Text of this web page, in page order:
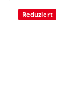
Reduziert